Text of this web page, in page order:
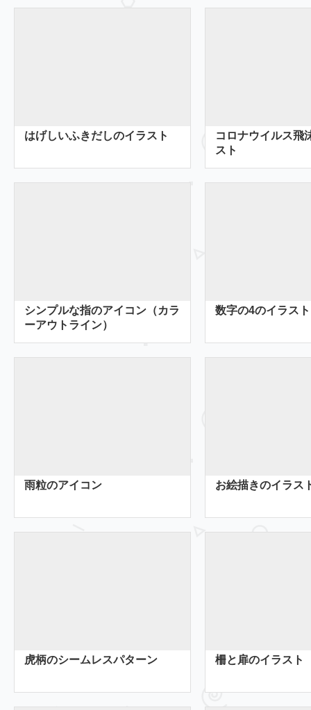
はげしいふきだしのイラスト
コロナウイルス飛
スト
シンプルな指のアイコン（カラ
ーアウトライン）
数字の4のイラスト
雨粒のアイコン お絵描きのイラス
虎柄のシームレスパターン 柵と扉のイラスト